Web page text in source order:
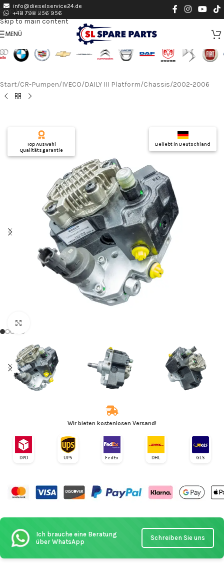
Skip to navigation
Skip to main content
info@dieselservice24.de
+48 798 956 956
MENÜ
Start/CR-Pumpen/IVECO/DAILY III Platform/Chassis/2002-2006
Beliebt in Deutschland
Top Auswahl
Qualitätsgarantie
Wir bieten kostenlosen Versand!
DPD UPS FedEx DHL GLS
Ich brauche eine Beratung
über WhatsApp
Schreiben Sie uns